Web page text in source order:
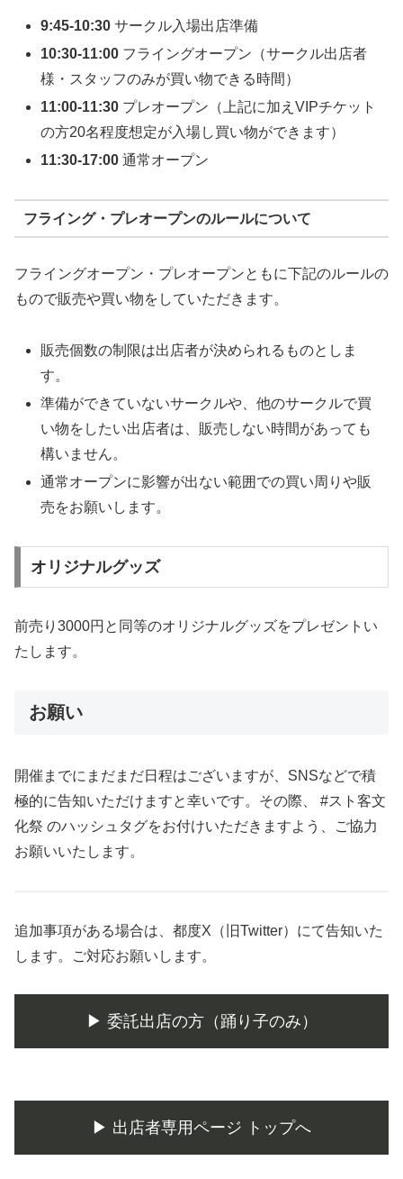
9:45-10:30 サークル入場出店準備
10:30-11:00 フライングオープン（サークル出店者
様・スタッフのみが買い物できる時間）
11:00-11:30 プレオープン（上記に加えVIPチケット
の方20名程度想定が入場し買い物ができます）
11:30-17:00 通常オープン
フライング・プレオープンのルールについて
フライングオープン・プレオープンともに下記のルールの
もので販売や買い物をしていただきます。
販売個数の制限は出店者が決められるものとしま
す。
準備ができていないサークルや、他のサークルで買
い物をしたい出店者は、販売しない時間があっても
構いません。
通常オープンに影響が出ない範囲での買い周りや販
売をお願いします。
オリジナルグッズ
前売り3000円と同等のオリジナルグッズをプレゼントい
たします。
お願い
開催までにまだまだ日程はございますが、SNSなどで積
極的に告知いただけますと幸いです。その際、 #スト客文
化祭 のハッシュタグをお付けいただきますよう、ご協力
お願いいたします。
追加事項がある場合は、都度X（旧Twitter）にて告知いた
します。ご対応お願いします。
▶︎ 委託出店の方（踊り子のみ）
▶︎ 出店者専用ページ トップへ